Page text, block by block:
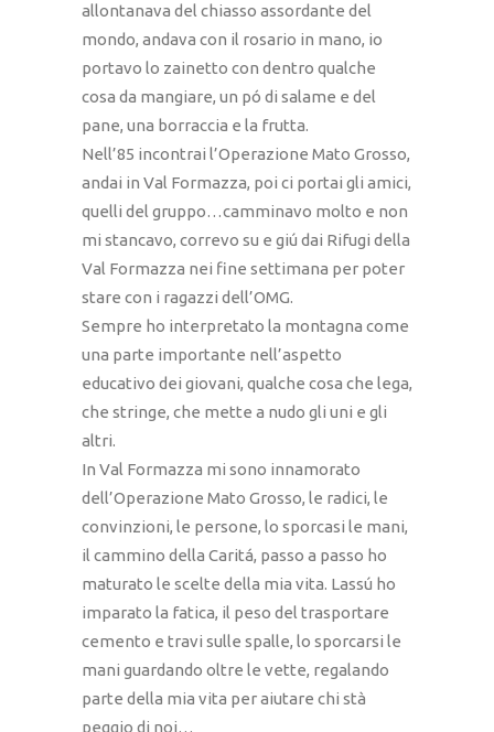
allontanava del chiasso assordante del
mondo, andava con il rosario in mano, io
portavo lo zainetto con dentro qualche
cosa da mangiare, un pó di salame e del
pane, una borraccia e la frutta.
Nell’85 incontrai l’Operazione Mato Grosso,
andai in Val Formazza, poi ci portai gli amici,
quelli del gruppo…camminavo molto e non
mi stancavo, correvo su e giú dai Rifugi della
Val Formazza nei fine settimana per poter
stare con i ragazzi dell’OMG.
Sempre ho interpretato la montagna come
una parte importante nell’aspetto
educativo dei giovani, qualche cosa che lega,
che stringe, che mette a nudo gli uni e gli
altri.
In Val Formazza mi sono innamorato
dell’Operazione Mato Grosso, le radici, le
convinzioni, le persone, lo sporcasi le mani,
il cammino della Caritá, passo a passo ho
maturato le scelte della mia vita. Lassú ho
imparato la fatica, il peso del trasportare
cemento e travi sulle spalle, lo sporcarsi le
mani guardando oltre le vette, regalando
parte della mia vita per aiutare chi stà
peggio di noi…